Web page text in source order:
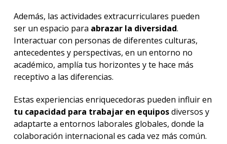
Además, las actividades extracurriculares pueden
ser un espacio para abrazar la diversidad.
Interactuar con personas de diferentes culturas,
antecedentes y perspectivas, en un entorno no
académico, amplía tus horizontes y te hace más
receptivo a las diferencias.
Estas experiencias enriquecedoras pueden influir en
tu capacidad para trabajar en equiposdiversos y
adaptarte a entornos laborales globales, donde la
colaboración internacional es cada vez más común.